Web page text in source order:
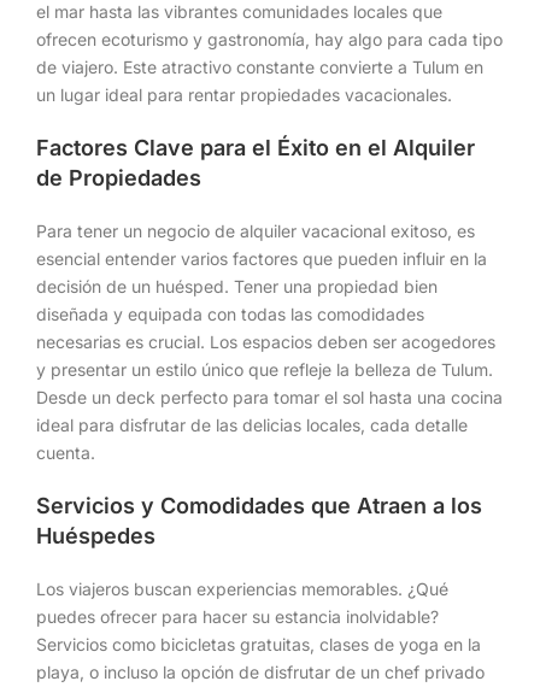
el mar hasta las vibrantes comunidades locales que
ofrecen ecoturismo y gastronomía, hay algo para cada tipo
de viajero. Este atractivo constante convierte a Tulum en
un lugar ideal para rentar propiedades vacacionales.
Factores Clave para el Éxito en el Alquiler
de Propiedades
Para tener un negocio de alquiler vacacional exitoso, es
esencial entender varios factores que pueden influir en la
decisión de un huésped. Tener una propiedad bien
diseñada y equipada con todas las comodidades
necesarias es crucial. Los espacios deben ser acogedores
y presentar un estilo único que refleje la belleza de Tulum.
Desde un deck perfecto para tomar el sol hasta una cocina
ideal para disfrutar de las delicias locales, cada detalle
cuenta.
Servicios y Comodidades que Atraen a los
Huéspedes
Los viajeros buscan experiencias memorables. ¿Qué
puedes ofrecer para hacer su estancia inolvidable?
Servicios como bicicletas gratuitas, clases de yoga en la
playa, o incluso la opción de disfrutar de un chef privado